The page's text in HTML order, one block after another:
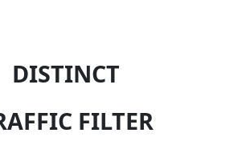
DISTINCT
FILTER